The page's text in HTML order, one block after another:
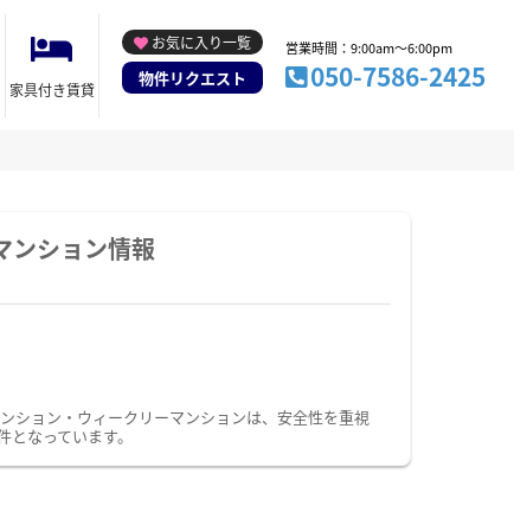
家具付き賃貸
お気に入り一覧
物件リクエスト
営業時間：9:00am～6:00pm
050-7586-2425
ンション情報
ション・ウィークリーマンションは、安全性を重視
なっています。